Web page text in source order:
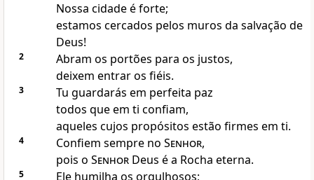
Nossa cidade é forte;
estamos cercados pelos muros da salvação de
Deus!
2
Abram os portões para os justos,
deixem entrar os fiéis.
3
Tu guardarás em perfeita paz
todos que em ti confiam,
aqueles cujos propósitos estão firmes em ti.
4 Confiem sempre no Senhor,
pois o SenhorDeus é a Rocha eterna.
5
Ele humilha os orgulhosos;